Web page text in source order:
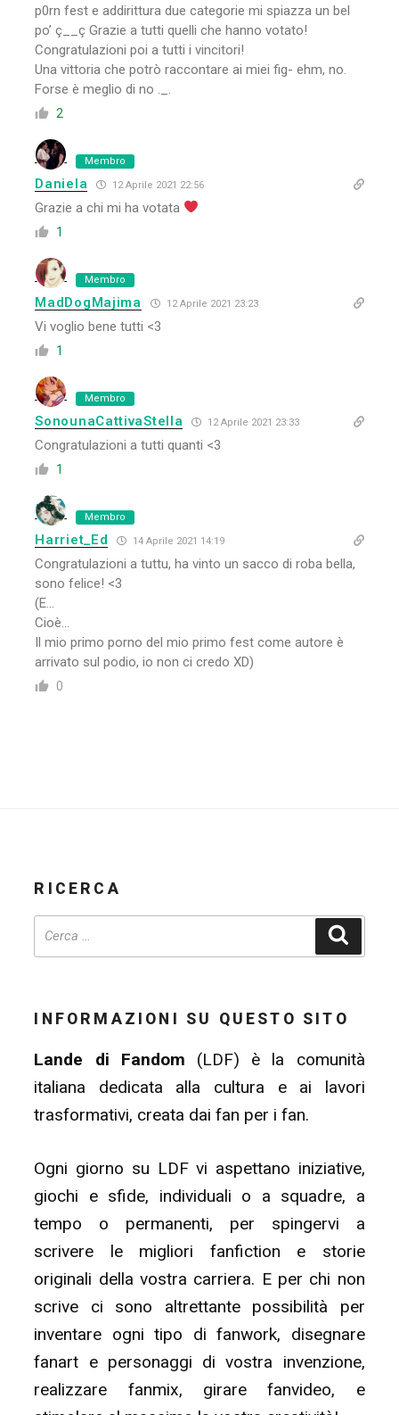
p0rn fest e addirittura due categorie mi spiazza un bel
po’ ç__ç Grazie a tutti quelli che hanno votato!
Congratulazioni poi a tutti i vincitori!
Una vittoria che potrò raccontare ai miei fig- ehm, no.
Forse è meglio di no ._.
2
Membro
Daniela 12 Aprile 2021 22:56
Grazie a chi mi ha votata
1
Membro
MadDogMajima 12 Aprile 2021 23:23
Vi voglio bene tutti <3
1
Membro
SonounaCattivaStella 12 Aprile 2021 23:33
Congratulazioni a tutti quanti <3
1
Membro
Harriet_Ed 14 Aprile 2021 14:19
Congratulazioni a tuttu, ha vinto un sacco di roba bella,
sono felice! <3
(E…
Cioè…
Il mio primo porno del mio primo fest come autore è
arrivato sul podio, io non ci credo XD)
0
RICERCA
INFORMAZIONI SU QUESTO SITO
Lande di Fandom (LDF) è la comunità
italiana dedicata alla cultura e ai lavori
trasformativi, creata dai fan per i fan.
Ogni giorno su LDF vi aspettano iniziative,
giochi e sfide, individuali o a squadre, a
tempo o permanenti, per spingervi a
scrivere le migliori fanfiction e storie
originali della vostra carriera. E per chi non
scrive ci sono altrettante possibilità per
inventare ogni tipo di fanwork, disegnare
fanart e personaggi di vostra invenzione,
realizzare fanmix, girare fanvideo, e